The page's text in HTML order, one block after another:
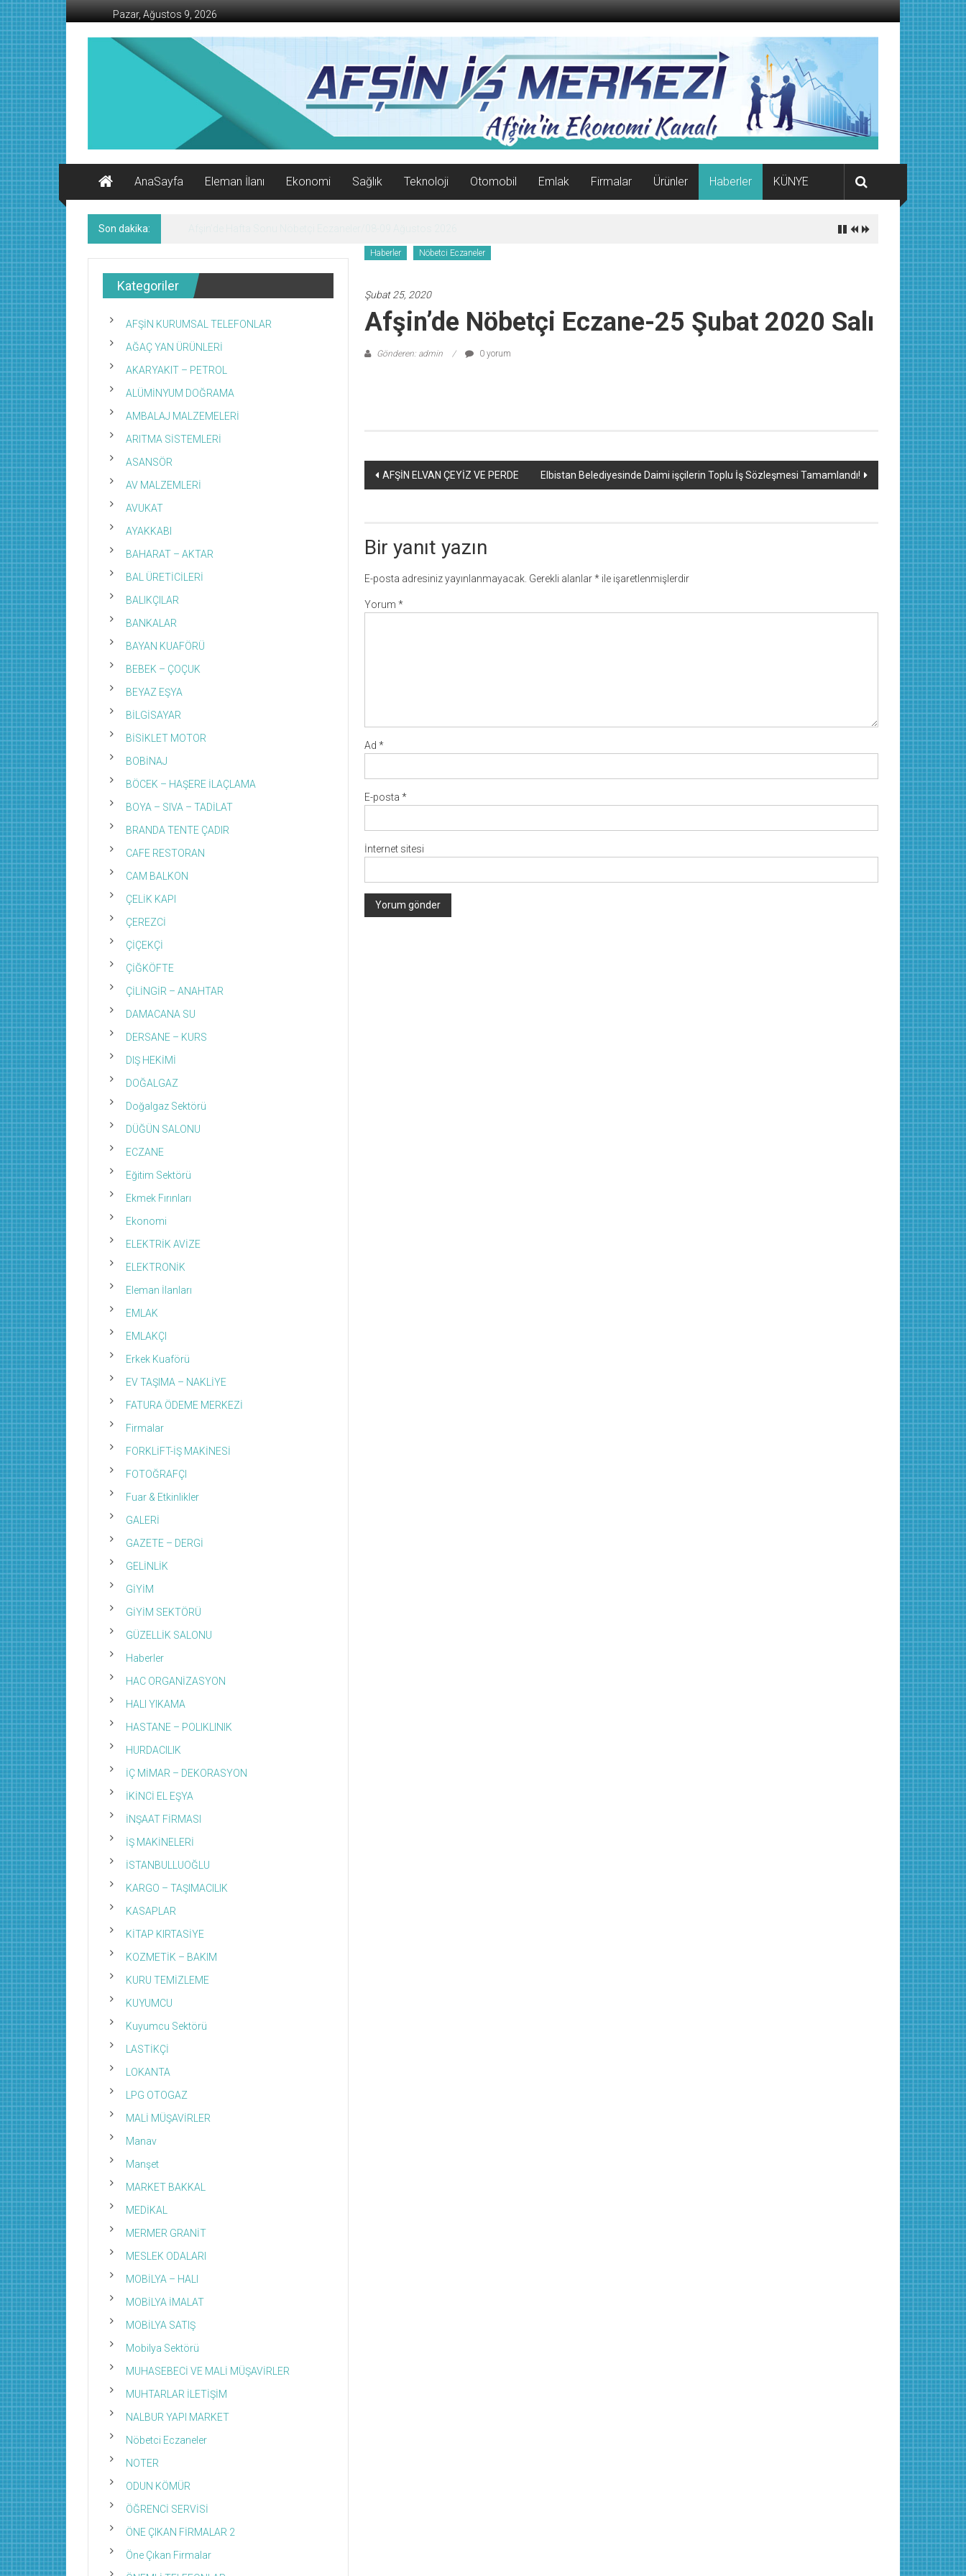
İçeriğe
geç
Pazar, Ağustos 9, 2026
AFŞİN
Ekonomi
Kanalı
AnaSayfa
Eleman İlanı Ekonomi Sağlık Teknoloji Otomobil Emlak Firmalar Ürünler Haberler KÜNYE
Son dakika:
Haberler Nöbetci Eczaneler
Şubat 25, 2020
Afşin’de Nöbetçi Eczane-25 Şubat 2020 Salı
Gönderen: admin 0 yorum
Yazı
AFŞİN ELVAN ÇEYİZ VE PERDE Elbistan Belediyesinde Daimi işçilerin Toplu İş Sözleşmesi Tamamlandı!
Bir yanıt yazın
E-posta adresiniz yayınlanmayacak. Gerekli alanlar* ile işaretlenmişlerdir
Yorum *
Ad *
E-posta *
İnternet sitesi
Kategoriler
AFŞİN KURUMSAL TELEFONLAR
AĞAÇ YAN ÜRÜNLERİ
AKARYAKIT – PETROL
ALÜMİNYUM DOĞRAMA
AMBALAJ MALZEMELERİ
ARITMA SİSTEMLERİ
ASANSÖR
AV MALZEMLERİ
AVUKAT
AYAKKABI
BAHARAT – AKTAR
BAL ÜRETİCİLERİ
BALIKÇILAR
BANKALAR
BAYAN KUAFÖRÜ
BEBEK – ÇOÇUK
BEYAZ EŞYA
BİLGİSAYAR
BİSİKLET MOTOR
BOBİNAJ
BÖCEK – HAŞERE İLAÇLAMA
BOYA – SIVA – TADİLAT
BRANDA TENTE ÇADIR
CAFE RESTORAN
CAM BALKON
ÇELİK KAPI
ÇEREZCİ
ÇİÇEKÇİ
ÇİĞKÖFTE
ÇİLİNGİR – ANAHTAR
DAMACANA SU
DERSANE – KURS
DIŞ HEKİMİ
DOĞALGAZ
Doğalgaz Sektörü
DÜĞÜN SALONU
ECZANE
Eğitim Sektörü
Ekmek Fırınları
Ekonomi
ELEKTRİK AVİZE
ELEKTRONİK
Eleman İlanları
EMLAK
EMLAKÇI
Erkek Kuaförü
EV TAŞIMA – NAKLİYE
FATURA ÖDEME MERKEZİ
Firmalar
FORKLİFT-İŞ MAKİNESİ
FOTOĞRAFÇI
Fuar & Etkinlikler
GALERİ
GAZETE – DERGİ
GELİNLİK
GİYİM
GİYİM SEKTÖRÜ
GÜZELLİK SALONU
Haberler
HAC ORGANİZASYON
HALI YIKAMA
HASTANE – POLIKLINIK
HURDACILIK
İÇ MİMAR – DEKORASYON
İKİNCİ EL EŞYA
İNŞAAT FİRMASI
İŞ MAKİNELERİ
İSTANBULLUOĞLU
KARGO – TAŞIMACILIK
KASAPLAR
KİTAP KIRTASİYE
KOZMETİK – BAKIM
KURU TEMİZLEME
KUYUMCU
Kuyumcu Sektörü
LASTİKÇİ
LOKANTA
LPG OTOGAZ
MALİ MÜŞAVİRLER
Manav
Manşet
MARKET BAKKAL
MEDİKAL
MERMER GRANİT
MESLEK ODALARI
MOBİLYA – HALI
MOBİLYA İMALAT
MOBİLYA SATIŞ
Mobilya Sektörü
MUHASEBECİ VE MALİ MÜŞAVİRLER
MUHTARLAR İLETİŞİM
NALBUR YAPI MARKET
Nöbetci Eczaneler
NOTER
ODUN KÖMÜR
ÖĞRENCİ SERVİSİ
ÖNE ÇIKAN FİRMALAR 2
Öne Çıkan Firmalar